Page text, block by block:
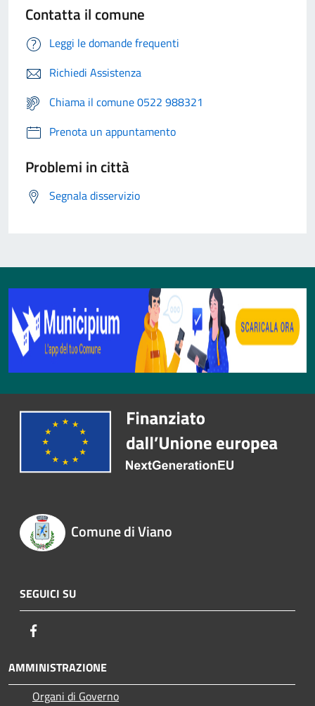
Contatta il comune
Leggi le domande frequenti
Richiedi Assistenza
Chiama il comune 0522 988321
Prenota un appuntamento
Problemi in città
Segnala disservizio
Comune di Viano
SEGUICI SU
AMMINISTRAZIONE
Organi di Governo